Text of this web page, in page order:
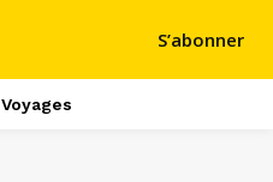
S’abonner
Voyages